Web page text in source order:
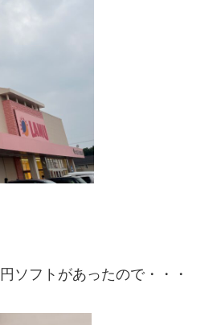
ソフトがあったので・・・